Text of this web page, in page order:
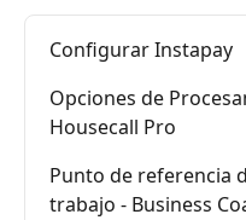
Configurar Instapay
Opciones de
Housecall Pro
Punto de referencia
trabajo - Business